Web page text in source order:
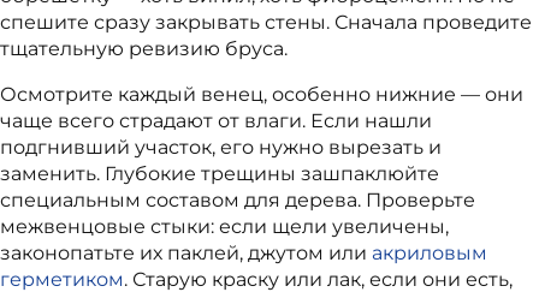
спешите сразу закрывать стены. Сначала проведите
тщательную ревизию бруса.
Осмотрите каждый венец, особенно нижние — они
чаще всего страдают от влаги. Если нашли
подгнивший участок, его нужно вырезать и
заменить. Глубокие трещины зашпаклюйте
специальным составом для дерева. Проверьте
межвенцовые стыки: если щели увеличены,
законопатьте их паклей, джутом или акриловым
герметиком. Старую краску или лак, если они есть,